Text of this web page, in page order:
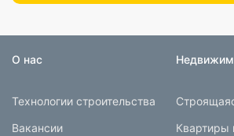
О нас
Технологии строительства
Вакансии
Квартиры